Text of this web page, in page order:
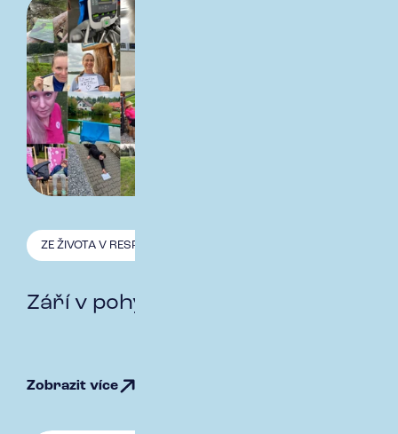
ZE ŽIVOTA V RESPECT
Září v pohybu a krokovací výzva
Zobrazit více